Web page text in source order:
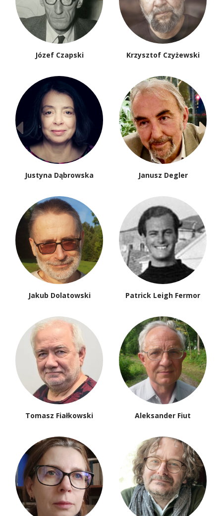
Józef Czapski Krzysztof Czyżewski
Justyna Dąbrowska Janusz Degler
Jakub Dolatowski Patrick Leigh Fermor
Tomasz Fiałkowski Aleksander Fiut